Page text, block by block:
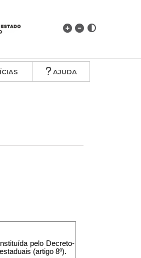
AJUDA
pelo Decreto-
(artigo 8º).